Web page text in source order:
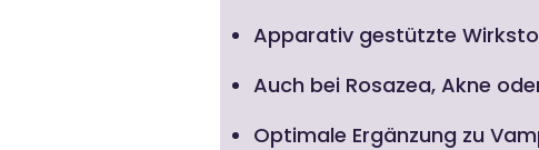
Apparativ gestützte
Auch bei Rosazea, Akne
Optimale Ergänzung zu